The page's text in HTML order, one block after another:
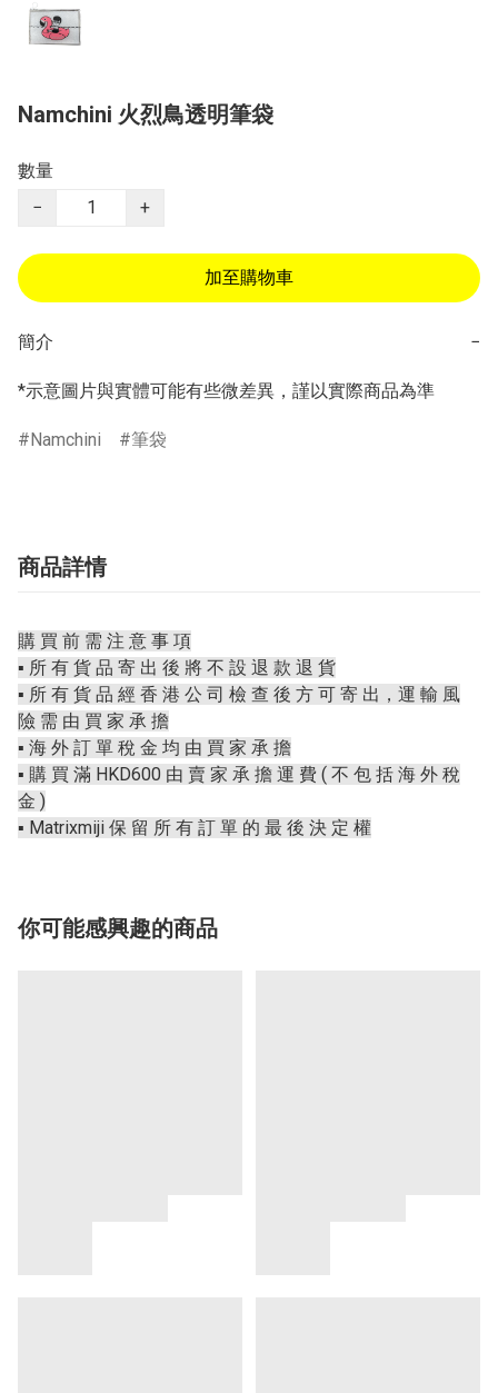
Namchini 火烈鳥透明筆袋
數量
−
+
加至購物車
簡介 −
*示意圖片與實體可能有些微差異，謹以實際商品為準
Namchini 筆袋
商品詳情
購 買 前 需 注 意 事 項
▪️ 所 有 貨 品 寄 出 後 將 不 設 退 款 退 貨
▪️ 所 有 貨 品 經 香 港 公 司 檢 查 後 方 可 寄 出，運 輸 風
險 需 由 買 家 承 擔
▪️ 海 外 訂 單 稅 金 均 由 買 家 承 擔
▪️ 購 買 滿 HKD600 由 賣 家 承 擔 運 費 ( 不 包 括 海 外 稅
金 )
▪️ Matrixmiji 保 留 所 有 訂 單 的 最 後 決 定 權
你可能感興趣的商品